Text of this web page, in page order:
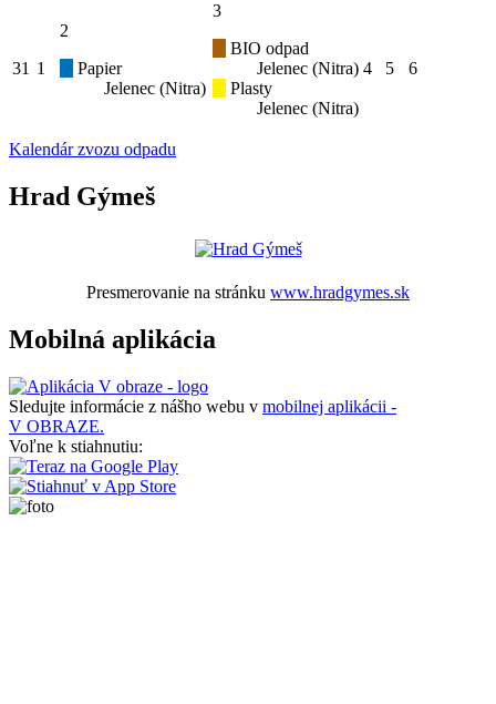
31 1
2
Papier
Jelenec (Nitra)
3
BIO odpad
Jelenec (Nitra)
Plasty
Jelenec (Nitra)
4 5 6
Kalendár zvozu odpadu
Hrad Gýmeš
Presmerovanie na stránku www.hradgymes.sk
Mobilná aplikácia
Sledujte informácie z nášho webu v mobilnej aplikácii -
V OBRAZE.
Voľne k stiahnutiu: